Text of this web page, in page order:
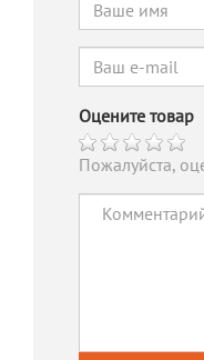
Оцените товар
Пожалуйста,